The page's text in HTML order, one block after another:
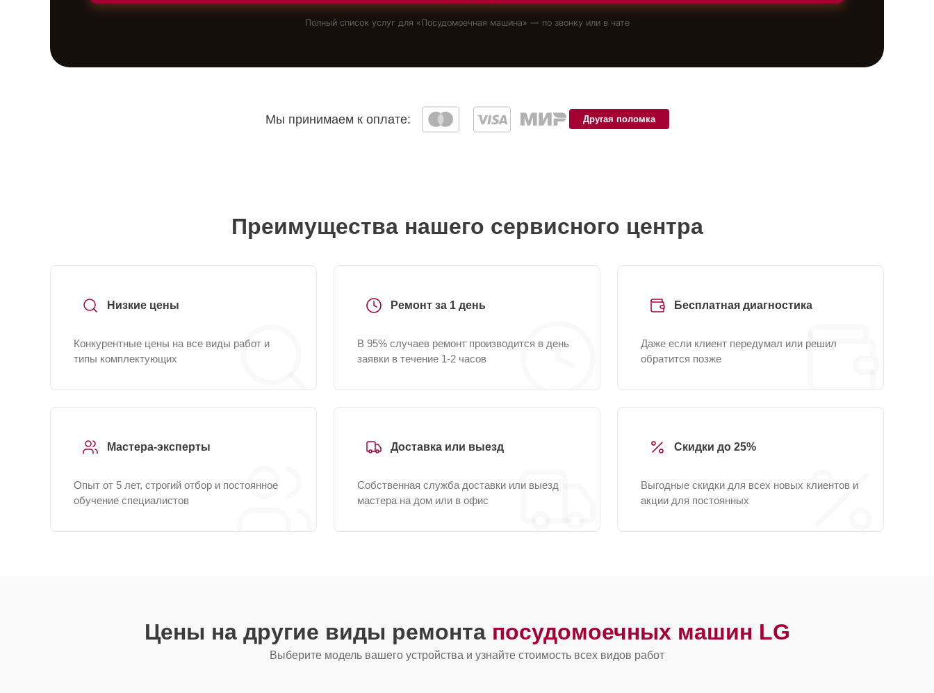
Полный список услуг для «Посудомоечная машина» — по звонку или в чате
Мы принимаем к оплате: Другая поломка
Преимущества нашего сервисного центра
Низкие цены
Конкурентные цены на все виды работ и
типы комплектующих
Ремонт за 1 день
В 95% случаев ремонт производится в день
заявки в течение 1-2 часов
Бесплатная диагностика
Даже если клиент передумал или решил
обратится позже
Мастера-эксперты
Опыт от 5 лет, строгий отбор и постоянное
обучение специалистов
Доставка или выезд
Собственная служба доставки или выезд
мастера на дом или в офис
Скидки до 25%
Выгодные скидки для всех новых клиентов и
акции для постоянных
Цены на другие виды ремонта посудомоечных машин LG
Выберите модель вашего устройства и узнайте стоимость всех видов работ